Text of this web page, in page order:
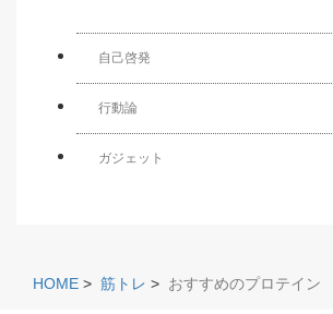
自己啓発
行動論
ガジェット
HOME > 筋トレ > おすすめのプロテイン